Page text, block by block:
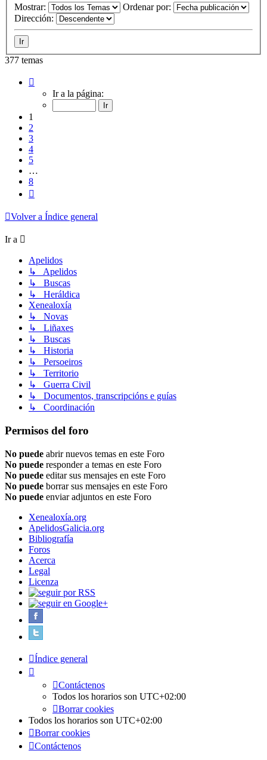
Mostrar:
Ordenar por:
Dirección:
377 temas
Ir a la página:
1
2
3
4
5
…
8
Volver a Índice general
Ir a
Apelidos
↳ Apelidos
↳ Buscas
↳ Heráldica
Xenealoxía
↳ Novas
↳ Liñaxes
↳ Buscas
↳ Historia
↳ Persoeiros
↳ Territorio
↳ Guerra Civil
↳ Documentos, transcripcións e guías
↳ Coordinación
Permisos del foro
No puede abrir nuevos temas en este Foro
No puede responder a temas en este Foro
No puede editar sus mensajes en este Foro
No puede borrar sus mensajes en este Foro
No puede enviar adjuntos en este Foro
Xenealoxía.org
ApelidosGalicia.org
Bibliografía
Foros
Acerca
Legal
Licenza
Índice general
Contáctenos
Todos los horarios son UTC+02:00
Borrar cookies
Todos los horarios son UTC+02:00
Borrar cookies
Contáctenos